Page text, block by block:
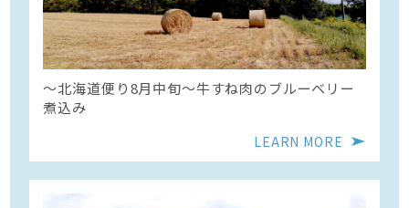
〜北海道便り8月中旬～牛すね肉のブルーベリー
煮込み
LEARN MORE